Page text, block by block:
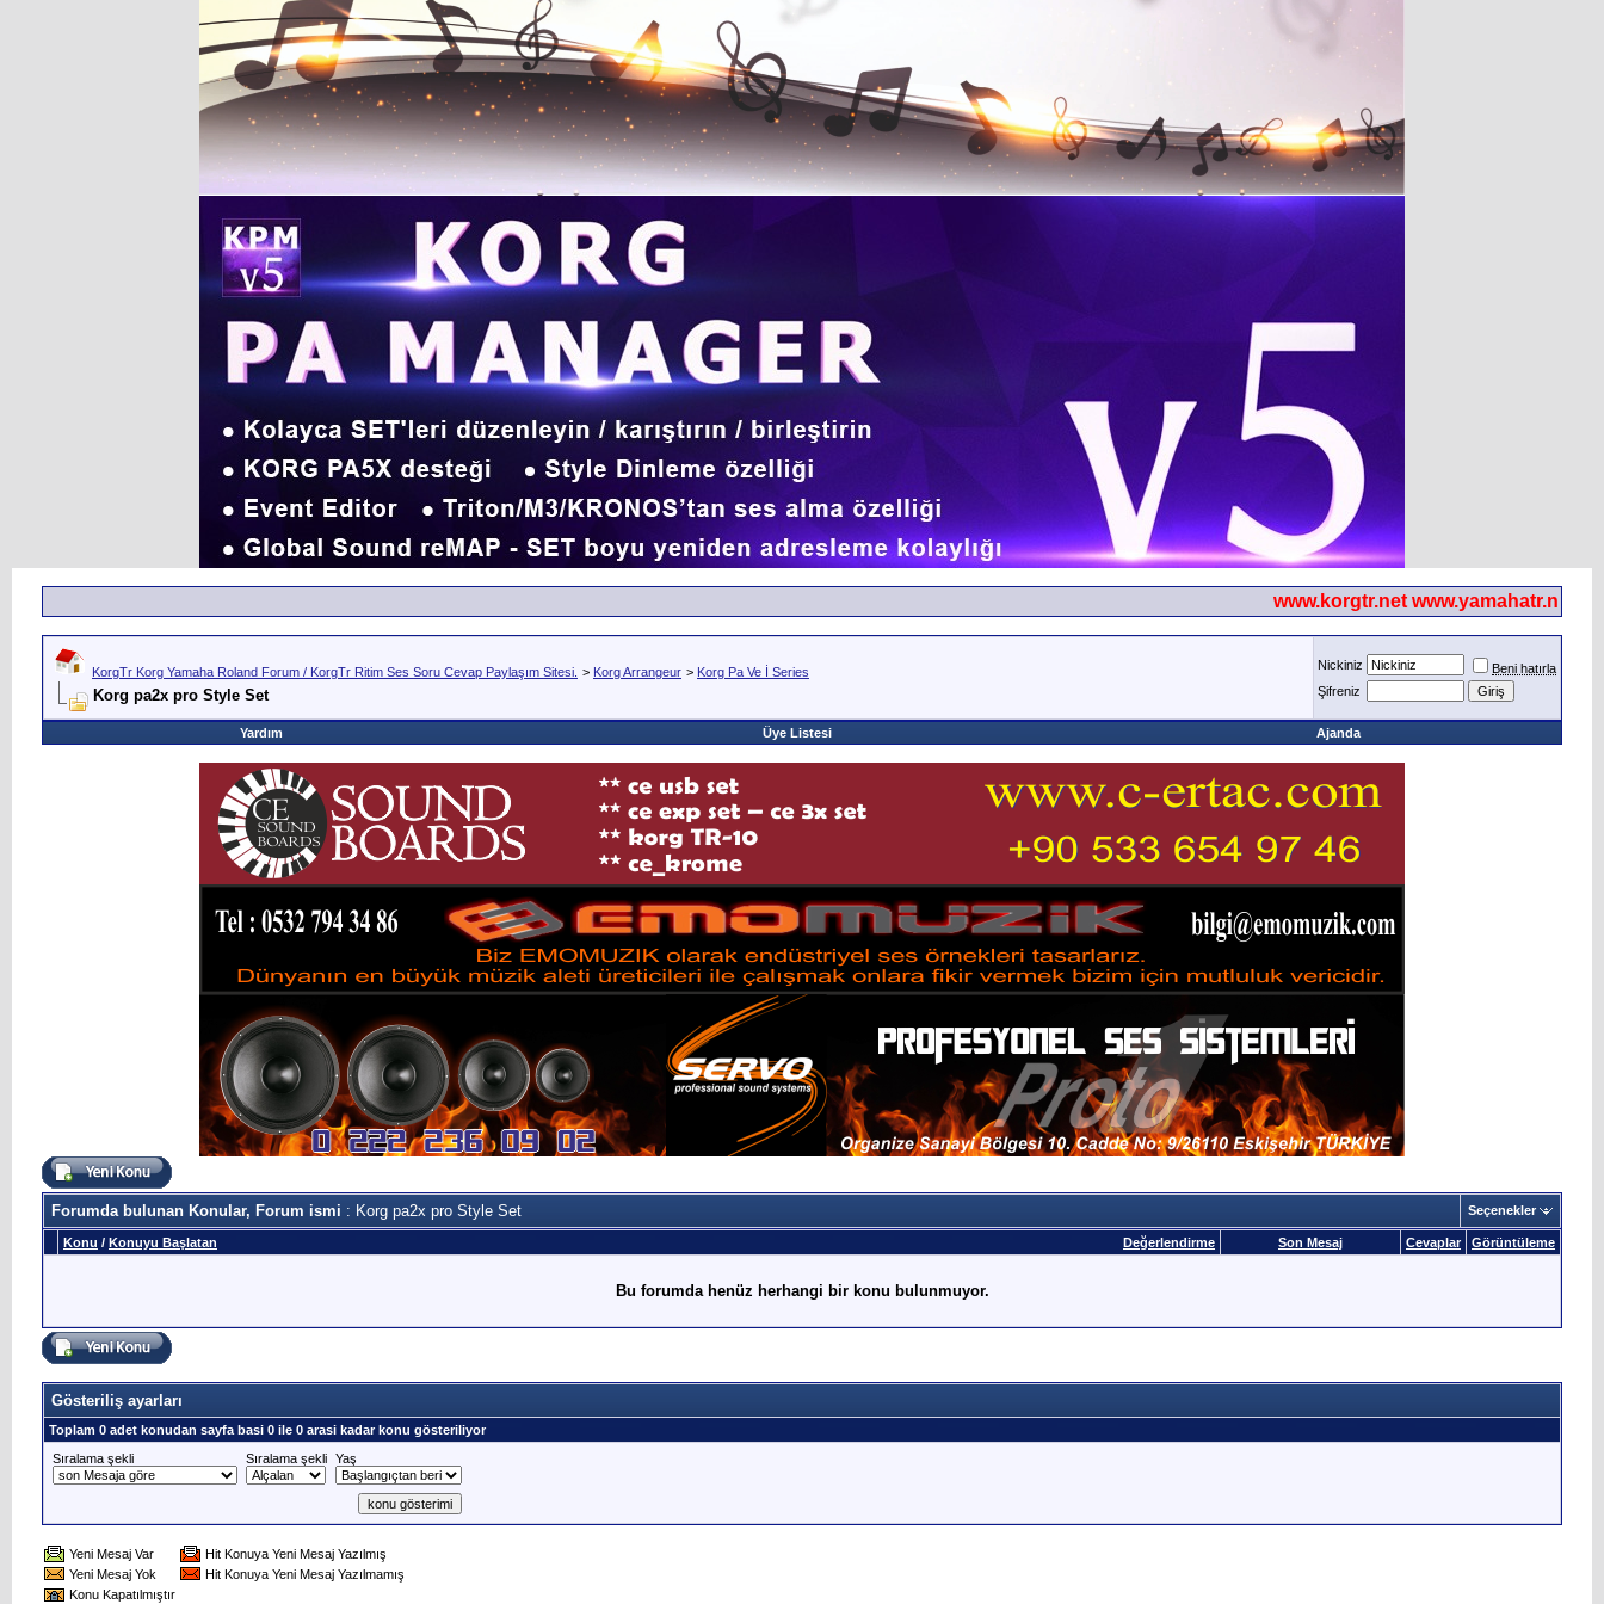
www.korgtr.net www.yamahatr.net
KorgTr Korg Yamaha Roland Forum / KorgTr Ritim Ses Soru Cevap Paylaşım Sitesi. > Korg Arrangeur > Korg Pa Ve İ Series
Korg pa2x pro Style Set
Nickiniz
Beni hatırla
Şifreniz
Yardım Üye Listesi Ajanda
Forumda bulunan Konular, Forum ismi : Korg pa2x pro Style Set Seçenekler
Değerlendirme
Konu / Konuyu Başlatan Son Mesaj Cevaplar Görüntüleme
Bu forumda henüz herhangi bir konu bulunmuyor.
Gösteriliş ayarları
Toplam 0 adet konudan sayfa basi 0 ile 0 arasi kadar konu gösteriliyor
Sıralama şekli
Sıralama şekli Yaş
Yeni Mesaj Var
Hit Konuya Yeni Mesaj Yazılmış
Yeni Mesaj Yok
Hit Konuya Yeni Mesaj Yazılmamış
Konu Kapatılmıştır